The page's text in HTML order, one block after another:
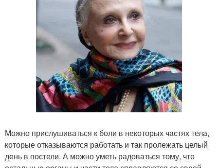
Можно прислушиваться к боли в некоторых частях тела,
которые отказываются работать и так пролежать целый
день в постели. А можно уметь радоваться тому, что